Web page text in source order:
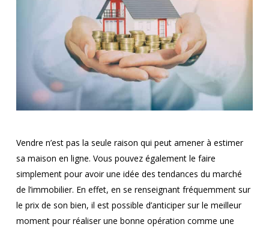
Vendre n’est pas la seule raison qui peut amener à estimer
sa maison en ligne. Vous pouvez également le faire
simplement pour avoir une idée des tendances du marché
de l’immobilier. En effet, en se renseignant fréquemment sur
le prix de son bien, il est possible d’anticiper sur le meilleur
moment pour réaliser une bonne opération comme une